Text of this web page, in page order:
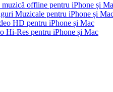
offline pentru iPhone și
Muzicale pentru iPhone și
HD pentru iPhone și Mac
Hi-Res pentru iPhone și Mac